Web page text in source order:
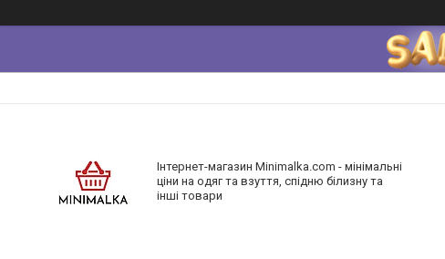
Інтернет-магазин Minimalka.com - мінімальні
ціни на одяг та взуття, спідню білизну та
інші товари